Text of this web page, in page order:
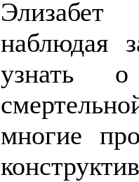
Элизабет
наблюдая
узнать
многие